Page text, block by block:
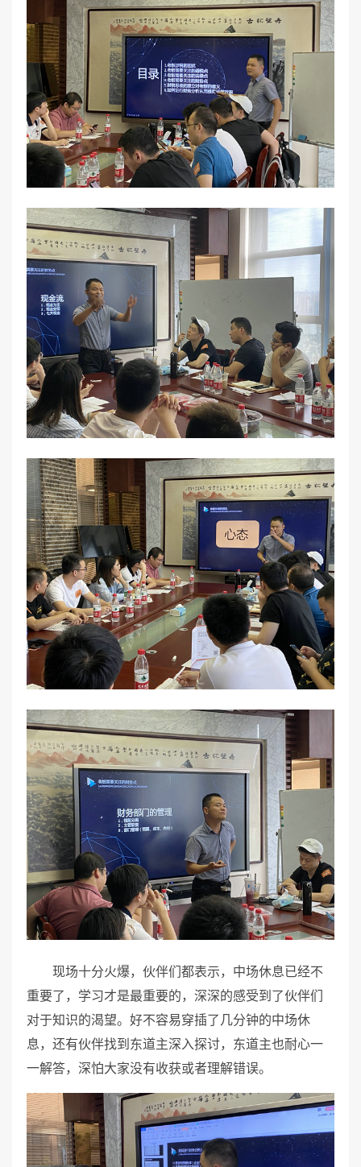
现场十分火爆，伙伴们都表示，中场休息已经不
重要了，学习才是最重要的，深深的感受到了伙伴们
对于知识的渴望。好不容易穿插了几分钟的中场休
息，还有伙伴找到东道主深入探讨，东道主也耐心一
一解答，深怕大家没有收获或者理解错误。